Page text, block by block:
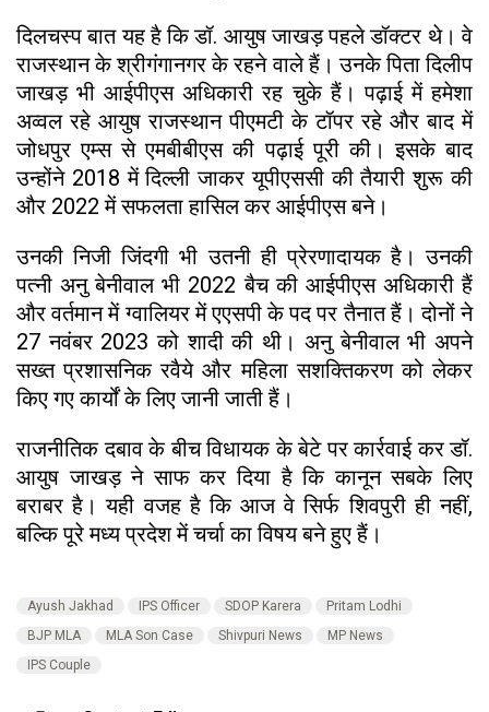
दिलचस्प बात यह है कि डॉ. आयुष जाखड़ पहले डॉक्टर थे। वे
राजस्थान के श्रीगंगानगर के रहने वाले हैं। उनके पिता दिलीप
जाखड़ भी आईपीएस अधिकारी रह चुके हैं। पढ़ाई में हमेशा
अव्वल रहे आयुष राजस्थान पीएमटी के टॉपर रहे और बाद में
जोधपुर एम्स से एमबीबीएस की पढ़ाई पूरी की। इसके बाद
उन्होंने 2018 में दिल्ली जाकर यूपीएससी की तैयारी शुरू की
और 2022 में सफलता हासिल कर आईपीएस बने।
उनकी निजी जिंदगी भी उतनी ही प्रेरणादायक है। उनकी
पत्नी अनु बेनीवाल भी 2022 बैच की आईपीएस अधिकारी हैं
और वर्तमान में ग्वालियर में एएसपी के पद पर तैनात हैं। दोनों ने
27 नवंबर 2023 को शादी की थी। अनु बेनीवाल भी अपने
सख्त प्रशासनिक रवैये और महिला सशक्तिकरण को लेकर
किए गए कार्यों के लिए जानी जाती हैं।
राजनीतिक दबाव के बीच विधायक के बेटे पर कार्रवाई कर डॉ.
आयुष जाखड़ ने साफ कर दिया है कि कानून सबके लिए
बराबर है। यही वजह है कि आज वे सिर्फ शिवपुरी ही नहीं,
बल्कि पूरे मध्य प्रदेश में चर्चा का विषय बने हुए हैं।
Ayush Jakhad IPS Officer SDOP Karera
Pritam Lodhi
BJP MLA
MLA Son Case Shivpuri News
MP News
IPS Couple